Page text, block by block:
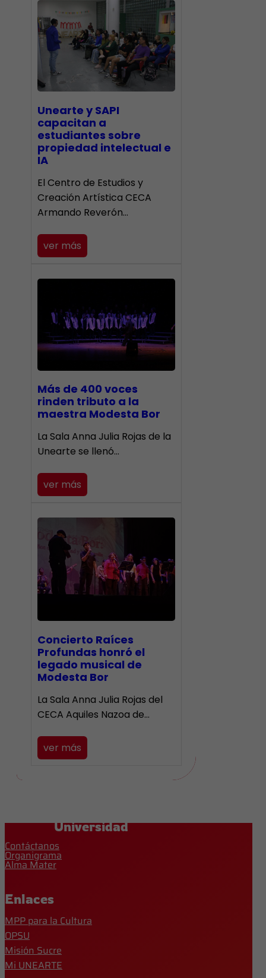
Unearte y SAPI
capacitan a
estudiantes sobre
propiedad intelectual e
IA
El Centro de Estudios y
Creación Artística CECA
Armando Reverón…
ver más
Más de 400 voces
rinden tributo a la
maestra Modesta Bor
​La Sala Anna Julia Rojas de la
Unearte se llenó…
ver más
​Concierto Raíces
Profundas honró el
legado musical de
Modesta Bor
La Sala Anna Julia Rojas del
CECA Aquiles Nazoa de…
ver más
Universidad
Contáctanos
Organigrama
Alma Mater
Enlaces
MPP para la Cultura
OPSU
Misión Sucre
Mi UNEARTE